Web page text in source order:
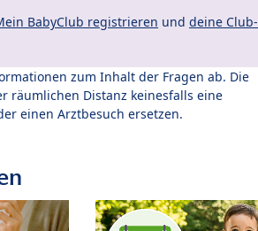
BabyClub registrieren und deine Club-
zum Inhalt der Fragen ab. Die
räumlichen Distanz keinesfalls eine
einen Arztbesuch ersetzen.